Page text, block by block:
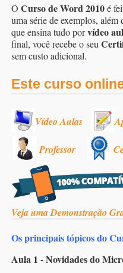
O Curso de Word 2010é
uma série de exemplos,
que ensina tudo porvídeo
final, você recebe o seu
sem custo adicional.
Este curso
Vídeo Aulas
Professor
Veja uma Demonstração
Os principais tópicos do
Aula 1 - Novidades do